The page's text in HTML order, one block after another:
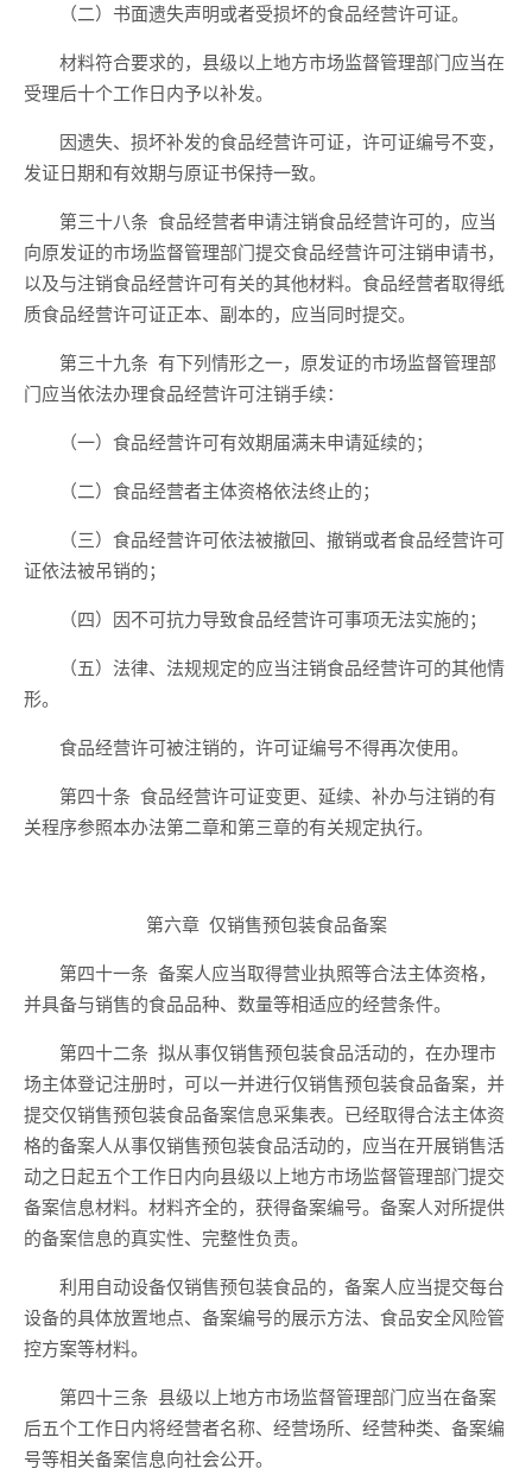
（二）书面遗失声明或者受损坏的食品经营许可证。
材料符合要求的，县级以上地方市场监督管理部门应当在
受理后十个工作日内予以补发。
因遗失、损坏补发的食品经营许可证，许可证编号不变，
发证日期和有效期与原证书保持一致。
第三十八条 食品经营者申请注销食品经营许可的，应当
向原发证的市场监督管理部门提交食品经营许可注销申请书，
以及与注销食品经营许可有关的其他材料。食品经营者取得纸
质食品经营许可证正本、副本的，应当同时提交。
第三十九条 有下列情形之一， 原发证的市场监督管理部
门应当依法办理食品经营许可注销手续：
（一）食品经营许可有效期届满未申请延续的；
（二）食品经营者主体资格依法终止的；
（三）食品经营许可依法被撤回、 撤销或者食品经营许可
证依法被吊销的；
（四）因不可抗力导致食品经营许可事项无法实施的；
（五）法律、法规规定的应当注销食品经营许可的其他情
形。
食品经营许可被注销的，许可证编号不得再次使用。
第四十条 食品经营许可证变更、延续、补办与注销的有
关程序参照本办法第二章和第三章的有关规定执行。
第六章 仅销售预包装食品备案
第四十一条 备案人应当取得营业执照等合法主体资格，
并具备与销售的食品品种、数量等相适应的经营条件。
第四十二条 拟从事仅销售预包装食品活动的，在办理市
场主体登记注册时，可以一并进行仅销售预包装食品备案，并
提交仅销售预包装食品备案信息采集表。已经取得合法主体资
格的备案人从事仅销售预包装食品活动的，应当在开展销售活
动之日起五个工作日内向县级以上地方市场监督管理部门提交
备案信息材料。材料齐全的，获得备案编号。备案人对所提供
的备案信息的真实性、完整性负责。
利用自动设备仅销售预包装食品的， 备案人应当提交每台
设备的具体放置地点、 备案编号的展示方法、食品安全风险管
控方案等材料。
第四十三条 县级以上地方市场监督管理部门应当在备案
后五个工作日内将经营者名称、经营场所、经营种类、备案编
号等相关备案信息向社会公开。